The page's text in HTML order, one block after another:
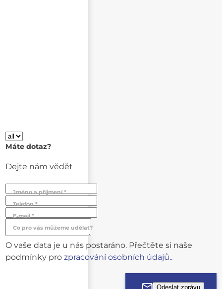
Máte dotaz?
Dejte nám vědět
Jméno a příjmení *
Telefon *
E-mail *
Co pro vás můžeme udělat?
O vaše data je u nás postaráno. Přečtěte si naše
podmínky prozpracování osobních údajů..